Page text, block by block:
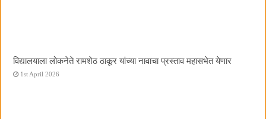
विद्यालयाला लोकनेते रामशेठ ठाकूर यांच्या नावाचा प्रस्ताव महासभेत येणार
1st April 2026